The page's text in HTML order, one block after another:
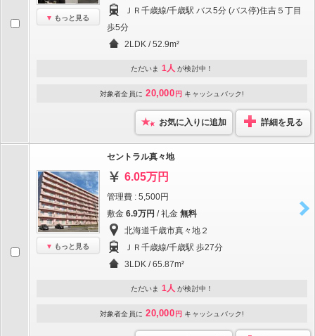
もっと見る
ＪＲ千歳線/千歳駅 バス5分 (バス停)住吉５丁目
歩5分
2LDK / 52.9m²
ただいま 1人 が検討中！
対象者全員に 20,000 円 キャッシュバック!
お気に入りに追加 詳細を見る
もっと見る
セントラル真々地
6.05万円
管理費 : 5,500円
敷金 6.9万円 / 礼金 無料
北海道千歳市真々地２
ＪＲ千歳線/千歳駅 歩27分
3LDK / 65.87m²
ただいま 1人 が検討中！
対象者全員に 20,000 円 キャッシュバック!